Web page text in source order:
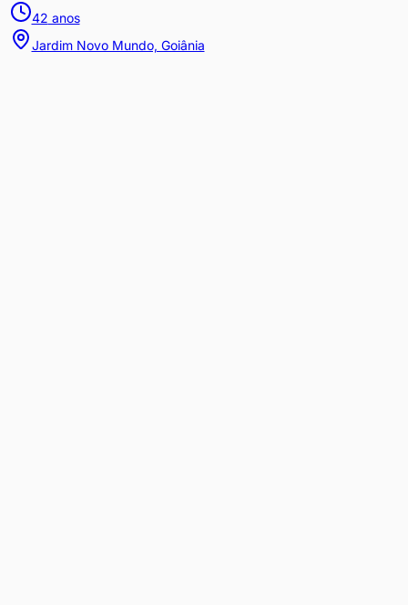
42 anos
Jardim Novo Mundo, Goiânia